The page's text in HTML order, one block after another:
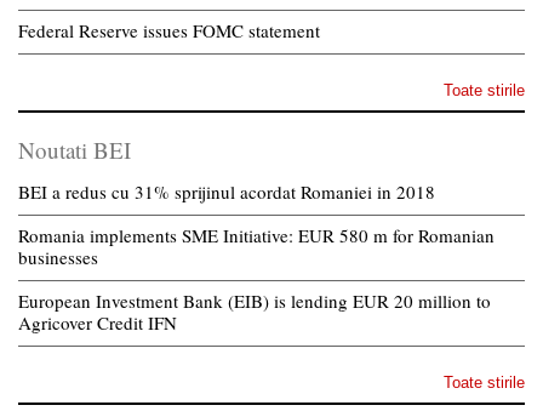
Federal Reserve issues FOMC statement
Toate stirile
Noutati BEI
BEI a redus cu 31% sprijinul acordat Romaniei in 2018
Romania implements SME Initiative: EUR 580 m for Romanian
businesses
European Investment Bank (EIB) is lending EUR 20 million to
Agricover Credit IFN
Toate stirile